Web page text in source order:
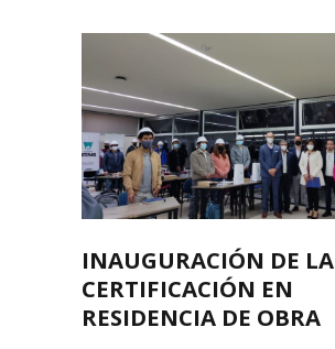
INAUGURACIÓN DE LA
CERTIFICACIÓN EN
RESIDENCIA DE OBRA